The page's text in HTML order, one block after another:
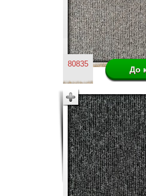
80835